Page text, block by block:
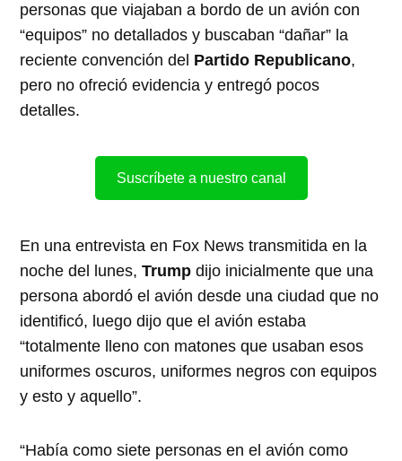
personas que viajaban a bordo de un avión con
“equipos” no detallados y buscaban “dañar” la
reciente convención del Partido Republicano,
pero no ofreció evidencia y entregó pocos
detalles.
Suscríbete a nuestro canal
En una entrevista en Fox News transmitida en la
noche del lunes,Trump dijo inicialmente que una
persona abordó el avión desde una ciudad que no
identificó, luego dijo que el avión estaba
“totalmente lleno con matones que usaban esos
uniformes oscuros, uniformes negros con equipos
y esto y aquello”.
“Había como siete personas en el avión como